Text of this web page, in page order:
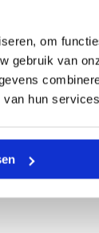
om
gebruik van
hun
Slingbag –
69,95